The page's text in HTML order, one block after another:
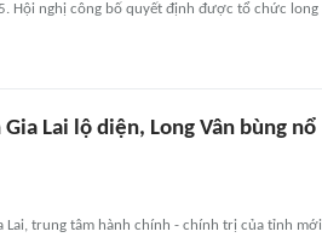
Hội nghị công bố quyết định được tổ chức long
Lai lộ diện, Long Vân bùng nổ
trung tâm hành chính - chính trị của tỉnh mới